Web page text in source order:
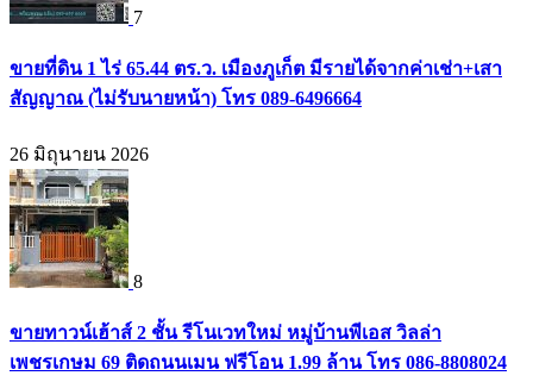
7
ขายที่ดิน 1 ไร่ 65.44 ตร.ว. เมืองภูเก็ต มีรายได้จากค่าเช่า+เสา
สัญญาณ (ไม่รับนายหน้า) โทร 089-6496664
26 มิถุนายน 2026
8
ขายทาวน์เฮ้าส์ 2 ชั้น รีโนเวทใหม่ หมู่บ้านพีเอส วิลล่า
เพชรเกษม 69 ติดถนนเมน ฟรีโอน 1.99 ล้าน โทร 086-8808024